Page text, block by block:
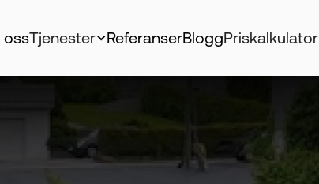
ossTjenester ReferanserBloggPriskalkulator